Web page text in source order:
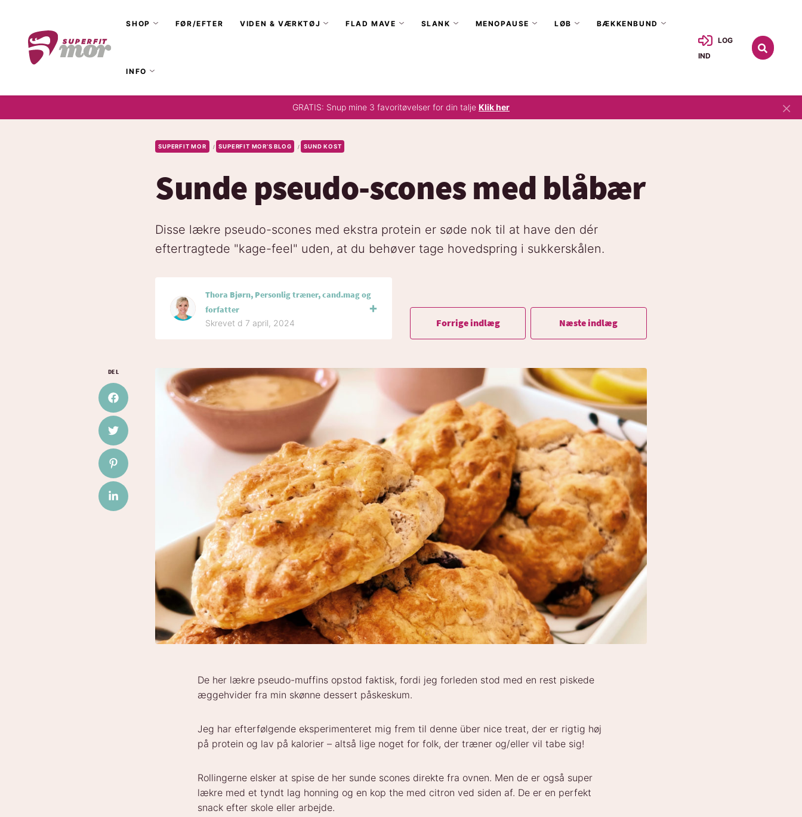
LOG
IND
SHOP FØR/EFTER VIDEN & VÆRKTØJ FLAD MAVE SLANK MENOPAUSE LØB BÆKKENBUND
INFO
GRATIS: Snup mine 3 favoritøvelser for din talje Klik her ×
SUPERFIT MOR / SUPERFIT MOR’S BLOG / SUND KOST
Sunde pseudo-scones med blåbær
Disse lækre pseudo-scones med ekstra protein er søde nok til at have den dér
eftertragtede "kage-feel" uden, at du behøver tage hovedspring i sukkerskålen.
Thora Bjørn, Personlig træner, cand.mag og
forfatter
Skrevet d 7 april, 2024 Forrige indlæg Næste indlæg
DEL
Del på Facebook
Del på Twitter
Del på Pinterest
Del på LinkedIn
De her lækre pseudo-muffins opstod faktisk, fordi jeg forleden stod med en rest piskede
æggehvider fra min skønne dessert påskeskum.
Jeg har efterfølgende eksperimenteret mig frem til denne über nice treat, der er rigtig høj
på protein og lav på kalorier – altså lige noget for folk, der træner og/eller vil tabe sig!
Rollingerne elsker at spise de her sunde scones direkte fra ovnen. Men de er også super
lækre med et tyndt lag honning og en kop the med citron ved siden af. De er en perfekt
snack efter skole eller arbejde.